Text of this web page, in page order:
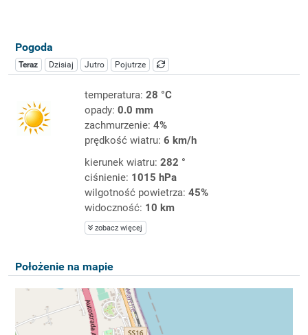
Pogoda
Teraz Dzisiaj Jutro Pojutrze
temperatura: 28 °C
opady: 0.0 mm
zachmurzenie: 4%
prędkość wiatru: 6 km/h
kierunek wiatru: 282 °
ciśnienie: 1015 hPa
wilgotność powietrza: 45%
widoczność: 10 km
zobacz więcej
Położenie na mapie